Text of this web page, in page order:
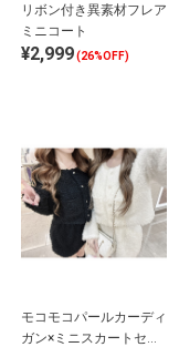
リボン付き異素材フレア
ミニコート
¥2,999(26%OFF)
モコモコパールカーディ
ガン×ミニスカートセッ